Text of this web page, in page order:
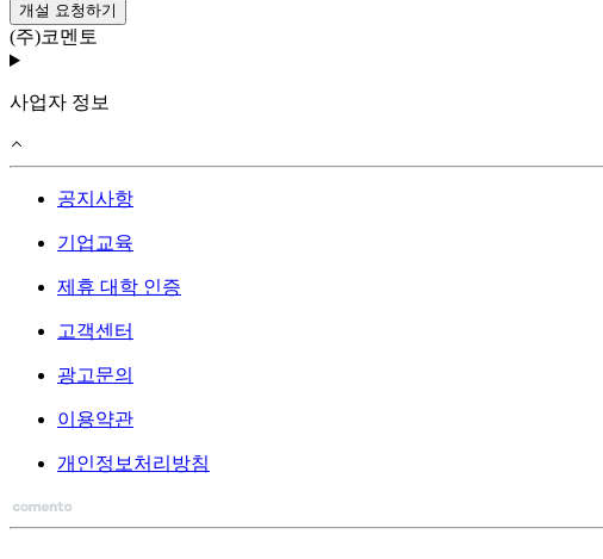
개설 요청하기
(주)코멘토
사업자 정보
공지사항
기업교육
제휴 대학 인증
고객센터
광고문의
이용약관
개인정보처리방침